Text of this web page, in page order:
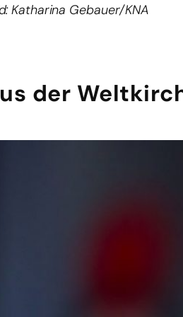
Katharina Gebauer/KNA
der